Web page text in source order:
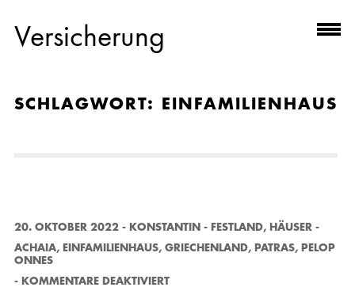
Versicherung
SCHLAGWORT: EINFAMILIENHAUS
20. OKTOBER 2022 - KONSTANTIN - FESTLAND, HÄUSER -
ACHAIA, EINFAMILIENHAUS, GRIECHENLAND, PATRAS, PELOP
ONNES
- KOMMENTARE DEAKTIVIERTF